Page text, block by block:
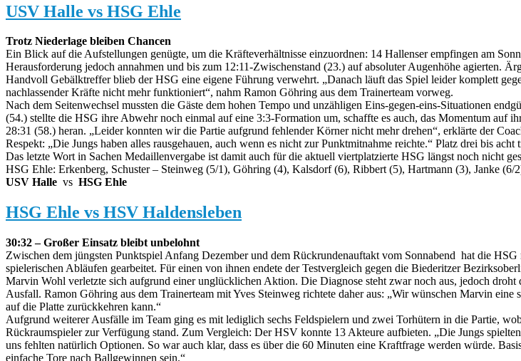
USV Halle vs HSG Ehle
Trotz Niederlage bleiben Chancen
Ein Blick auf die Aufstellungen genügte, um die Kräfteverhältnisse einzuordnen: 14 Hallenser empfingen am
Herausforderung jedoch annahmen und bis zum 12:11-Zwischenstand (23.) auf absoluter Augenhöhe agierten.
Handvoll Gebälktreffer blieb der HSG eine eigene Führung verwehrt. „Danach läuft das Spiel leider komplett
nachlassender Kräfte nicht mehr funktioniert“, nahm Ramon Göhring aus dem Trainerteam vorweg.
Nach dem Seitenwechsel mussten die Gäste dem hohen Tempo und unzähligen Eins-gegen-eins-Situationen
(54.) stellte die HSG ihre Abwehr noch einmal auf eine 3:3-Formation um, schaffte es auch, das Momentum auf
28:31 (58.) heran. „Leider konnten wir die Partie aufgrund fehlender Körner nicht mehr drehen“, erklärte der
Respekt: „Die Jungs haben alles rausgehauen, auch wenn es nicht zur Punktmitnahme reichte.“ Platz drei bis
Das letzte Wort in Sachen Medaillenvergabe ist damit auch für die aktuell viertplatzierte HSG längst noch nicht
HSG Ehle: Erkenberg, Schuster – Steinweg (5/1), Göhring (4), Kalsdorf (6), Ribbert (5), Hartmann (3), Janke (6/
USV Halle vs HSG Ehle
HSG Ehle vs HSV Haldensleben
30:32 – Großer Einsatz bleibt unbelohnt
Zwischen dem jüngsten Punktspiel Anfang Dezember und dem Rückrundenauftakt vom Sonnabend hat die HSG
spielerischen Abläufen gearbeitet. Für einen von ihnen endete der Testvergleich gegen die Biederitzer
Marvin Wohl verletzte sich aufgrund einer unglücklichen Aktion. Die Diagnose steht zwar noch aus, jedoch droht
Ausfall. Ramon Göhring aus dem Trainerteam mit Yves Steinweg richtete daher aus: „Wir wünschen Marvin eine
auf die Platte zurückkehren kann.“
Aufgrund weiterer Ausfälle im Team ging es mit lediglich sechs Feldspielern und zwei Torhütern in die Partie,
Rückraumspieler zur Verfügung stand. Zum Vergleich: Der HSV konnte 13 Akteure aufbieten. „Die Jungs
uns fehlten natürlich Optionen. So war auch klar, dass es über die 60 Minuten eine Kraftfrage werden würde.
einfache Tore nach Ballgewinnen sein.“